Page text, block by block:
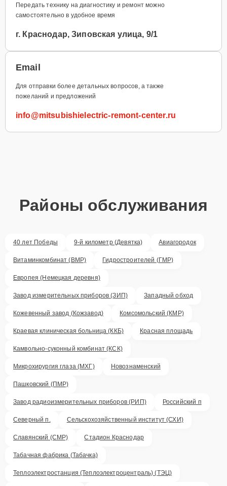
Передать технику на диагностику и ремонт можно
самостоятельно в удобное время
г. Краснодар, Зиповская улица, 9/1
Email
Для отправки более детальных вопросов, а также
пожеланий и предложений
info@mitsubishielectric-remont-center.ru
Районы обслуживания
40 лет Победы 9-й километр (Девятка) Авиагородок
Витаминкомбинат (ВМР) Гидростроителей (ГМР)
Европея (Немецкая деревня)
Завод измерительных приборов (ЗИП) Западный обход
Кожевенный завод (Кожзавод) Комсомольский (КМР)
Краевая клиническая больница (ККБ) Красная площадь
Камвольно-суконный комбинат (КСК)
Микрохирургия глаза (МХГ) Новознаменский
Пашковский (ПМР)
Завод радиоизмерительных приборов (РИП) Российский п
Северный п. Сельскохозяйственный институт (СХИ)
Славянский (СМР) Стадион Краснодар
Табачная фабрика (Табачка)
Теплоэлектростанция (Теплоэлектроцентраль) (ТЭЦ)